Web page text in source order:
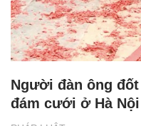
Người đàn ông
đám cưới ở Hà